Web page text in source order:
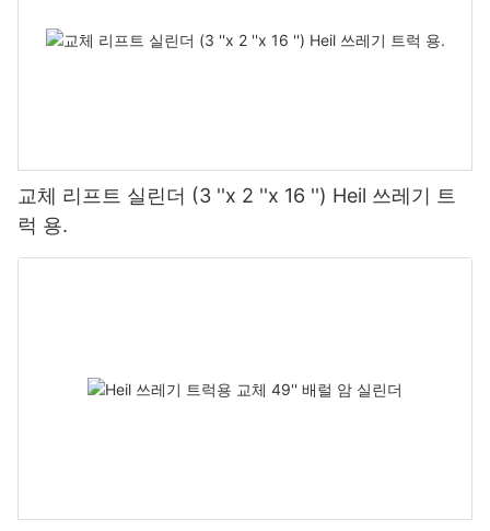
교체 리프트 실린더 (3 ''x 2 ''x 16 '') Heil 쓰레기 트
럭 용.